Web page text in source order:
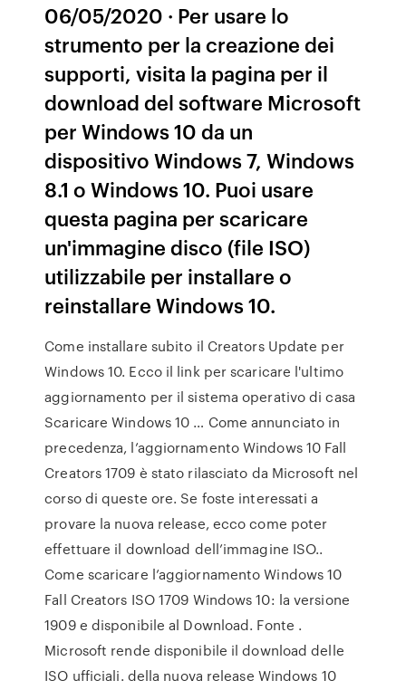
06/05/2020 · Per usare lo
strumento per la creazione dei
supporti, visita la pagina per il
download del software Microsoft
per Windows 10 da un
dispositivo Windows 7, Windows
8.1 o Windows 10. Puoi usare
questa pagina per scaricare
un'immagine disco (file ISO)
utilizzabile per installare o
reinstallare Windows 10.
Come installare subito il Creators Update per
Windows 10. Ecco il link per scaricare l'ultimo
aggiornamento per il sistema operativo di casa
Scaricare Windows 10 … Come annunciato in
precedenza, l’aggiornamento Windows 10 Fall
Creators 1709 è stato rilasciato da Microsoft nel
corso di queste ore. Se foste interessati a
provare la nuova release, ecco come poter
effettuare il download dell’immagine ISO..
Come scaricare l’aggiornamento Windows 10
Fall Creators ISO 1709 Windows 10: la versione
1909 e disponibile al Download. Fonte .
Microsoft rende disponibile il download delle
ISO ufficiali. della nuova release Windows 10